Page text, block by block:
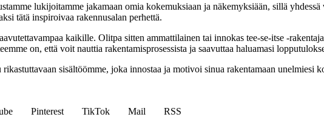
lukijoitamme jakamaan omia kokemuksiaan ja näkemyksiään, sillä
tätä inspiroivaa rakennusalan perhettä.
kaikille. Olitpa sitten ammattilainen tai innokas tee-se-itse -
on, että voit nauttia rakentamisprosessista ja saavuttaa haluamasi
sisältöömme, joka innostaa ja motivoi sinua rakentamaan unelmiesi
Pinterest TikTok Mail
RSS